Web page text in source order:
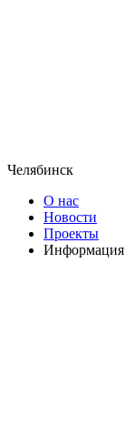
Челябинск
О нас
Новости
Проекты
Информация